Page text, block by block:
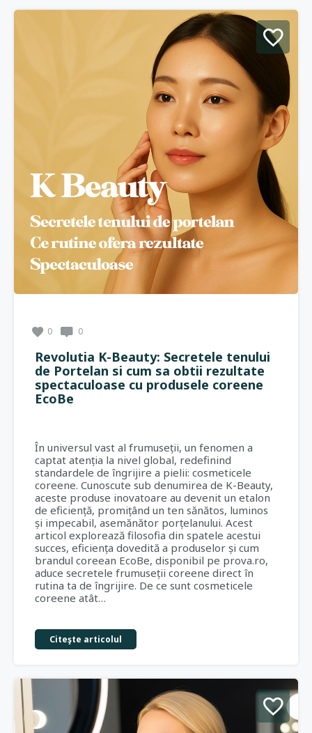
0 0
Revolutia K-Beauty: Secretele tenului
de Portelan si cum sa obtii rezultate
spectaculoase cu produsele coreene
EcoBe
În universul vast al frumuseții, un fenomen a
captat atenția la nivel global, redefinind
standardele de îngrijire a pielii: cosmeticele
coreene. Cunoscute sub denumirea de K-Beauty,
aceste produse inovatoare au devenit un etalon
de eficiență, promițând un ten sănătos, luminos
și impecabil, asemănător porțelanului. Acest
articol explorează filosofia din spatele acestui
succes, eficiența dovedită a produselor și cum
brandul coreean EcoBe, disponibil pe prova.ro,
aduce secretele frumuseții coreene direct în
rutina ta de îngrijire. De ce sunt cosmeticele
coreene atât…
Citeşte articolul